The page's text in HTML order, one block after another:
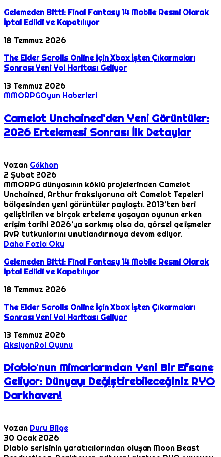
Gelemeden Bitti: Final Fantasy 14 Mobile Resmi Olarak
İptal Edildi ve Kapatılıyor
18 Temmuz 2026
The Elder Scrolls Online İçin Xbox İşten Çıkarmaları
Sonrası Yeni Yol Haritası Geliyor
13 Temmuz 2026
MMORPGOyun Haberleri
Camelot Unchained'den Yeni Görüntüler:
2026 Ertelemesi Sonrası İlk Detaylar
Yazan Gökhan
2 Şubat 2026
MMORPG dünyasının köklü projelerinden Camelot
Unchained, Arthur fraksiyonuna ait Camelot Tepeleri
bölgesinden yeni görüntüler paylaştı. 2013’ten beri
geliştirilen ve birçok erteleme yaşayan oyunun erken
erişim tarihi 2026’ya sarkmış olsa da, görsel gelişmeler
RvR tutkunlarını umutlandırmaya devam ediyor.
Daha Fazla Oku
Gelemeden Bitti: Final Fantasy 14 Mobile Resmi Olarak
İptal Edildi ve Kapatılıyor
18 Temmuz 2026
The Elder Scrolls Online İçin Xbox İşten Çıkarmaları
Sonrası Yeni Yol Haritası Geliyor
13 Temmuz 2026
AksiyonRol Oyunu
Diablo'nun Mimarlarından Yeni Bir Efsane
Geliyor: Dünyayı Değiştirebileceğiniz RYO
Darkhaven!
Yazan Duru Bilge
30 Ocak 2026
Diablo serisinin yaratıcılarından oluşan Moon Beast